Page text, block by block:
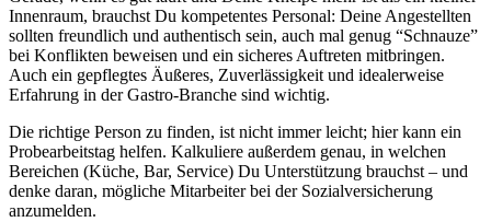
Innenraum, brauchst Du kompetentes Personal: Deine Angestellten
sollten freundlich und authentisch sein, auch mal genug “Schnauze”
bei Konflikten beweisen und ein sicheres Auftreten mitbringen.
Auch ein gepflegtes Äußeres, Zuverlässigkeit und idealerweise
Erfahrung in der Gastro-Branche sind wichtig.
Die richtige Person zu finden, ist nicht immer leicht; hier kann ein
Probearbeitstag helfen. Kalkuliere außerdem genau, in welchen
Bereichen (Küche, Bar, Service) Du Unterstützung brauchst – und
denke daran, mögliche Mitarbeiter bei der Sozialversicherung
anzumelden.